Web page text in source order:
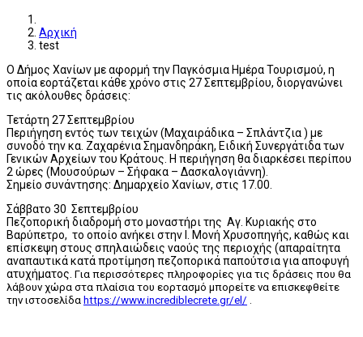
Αρχική
test
Ο Δήμος Χανίων με αφορμή την Παγκόσμια Ημέρα Τουρισμού, η
οποία εορτάζεται κάθε χρόνο στις 27 Σεπτεμβρίου, διοργανώνει
τις ακόλουθες δράσεις:
Τετάρτη 27 Σεπτεμβρίου
Περιήγηση εντός των τειχών (Μαχαιράδικα – Σπλάντζια ) με
συνοδό την κα. Ζαχαρένια Σημανδηράκη, Ειδική Συνεργάτιδα των
Γενικών Αρχείων του Κράτους. Η περιήγηση θα διαρκέσει περίπου
2 ώρες (Μουσούρων – Σήφακα – Δασκαλογιάννη).
Σημείο συνάντησης: Δημαρχείο Χανίων, στις 17.00.
Σάββατο 30 Σεπτεμβρίου
Πεζοπορική διαδρομή στο μοναστήρι της Αγ. Κυριακής στο
Βαρύπετρο, το οποίο ανήκει στην Ι. Μονή Χρυσοπηγής, καθώς και
επίσκεψη στους σπηλαιώδεις ναούς της περιοχής (απαραίτητα
αναπαυτικά κατά προτίμηση πεζοπορικά παπούτσια για αποφυγή
ατυχήματος. Για περισσότερες πληροφορίες για τις δράσεις που θα
λάβουν χώρα στα πλαίσια του εορτασμό μπορείτε να επισκεφθείτε
την ιστοσελίδα https://www.incrediblecrete.gr/el/